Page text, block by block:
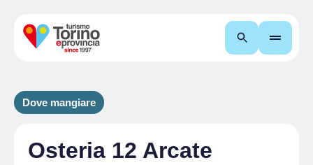
Cerca
Dove mangiare
Osteria 12 Arcate